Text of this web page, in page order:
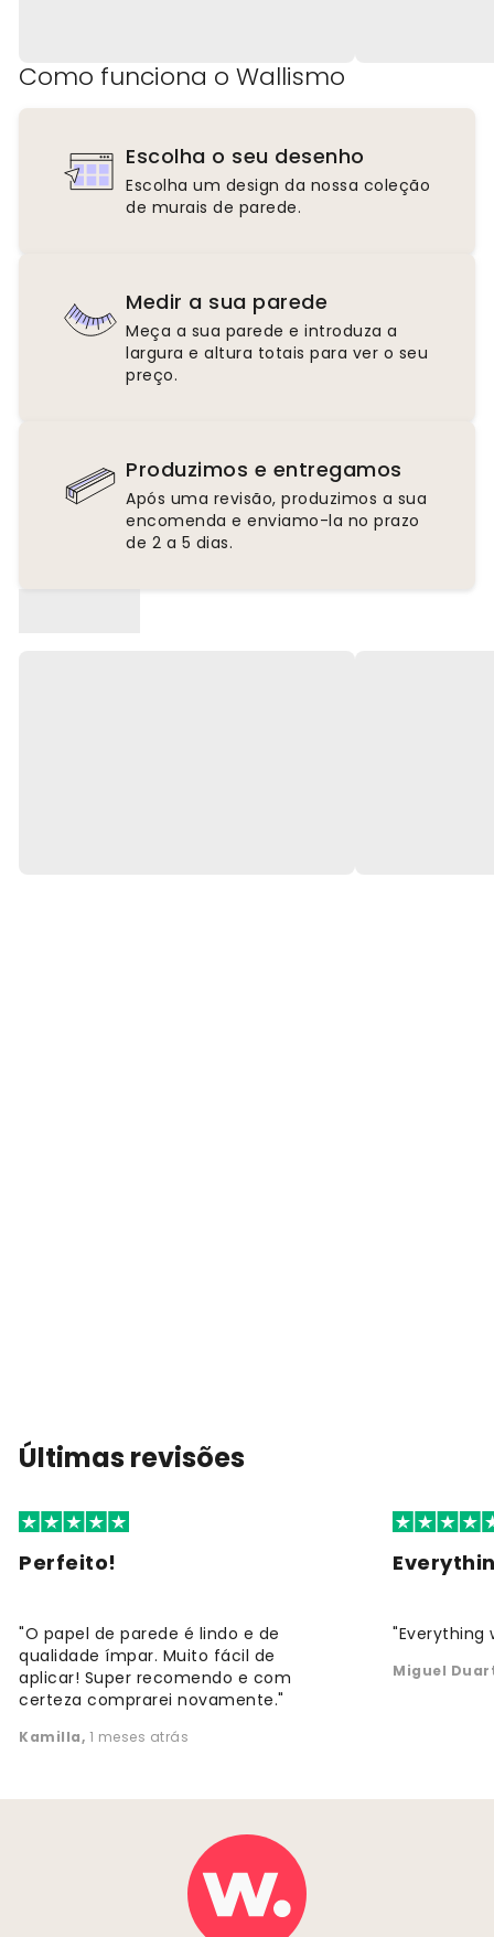
Como funciona o Wallismo
Escolha o seu desenho
Escolha um design da nossa coleção
de murais de parede.
Medir a sua parede
Meça a sua parede e introduza a
largura e altura totais para ver o seu
preço.
Produzimos e entregamos
Após uma revisão, produzimos a sua
encomenda e enviamo-la no prazo
de 2 a 5 dias.
Últimas revisões
Perfeito!
"O papel de parede é lindo e de
qualidade ímpar. Muito fácil de
aplicar! Super recomendo e com
certeza comprarei novamente."
Kamilla, 1 meses atrás
"Everything
Miguel